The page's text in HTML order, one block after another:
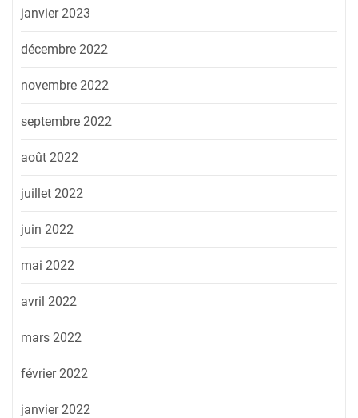
janvier 2023
décembre 2022
novembre 2022
septembre 2022
août 2022
juillet 2022
juin 2022
mai 2022
avril 2022
mars 2022
février 2022
janvier 2022